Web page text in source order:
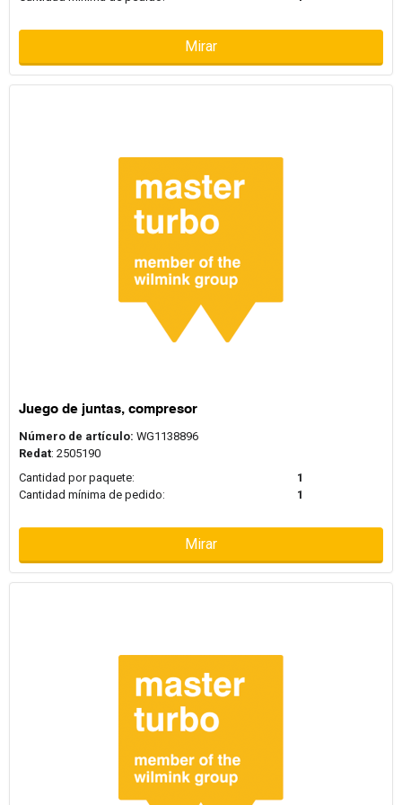
Mirar
Juego de juntas, compresor
Número de artículo: WG1138896
Redat: 2505190
Cantidad por paquete:
1
Cantidad mínima de pedido:
1
Mirar